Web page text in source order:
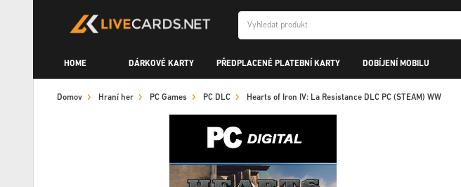
HOME DÁRKOVÉ KARTY PŘEDPLACENÉ PLATEBNÍ KARTY DOBÍJENÍ MOBILU
Domov Hraní her PC Games PC DLC Hearts of Iron IV: La Resistance DLC PC (STEAM) WW